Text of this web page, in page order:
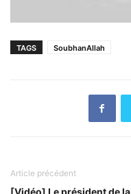
TAGS SoubhanAllah
Article précédent
[Vidéo] Le président de la